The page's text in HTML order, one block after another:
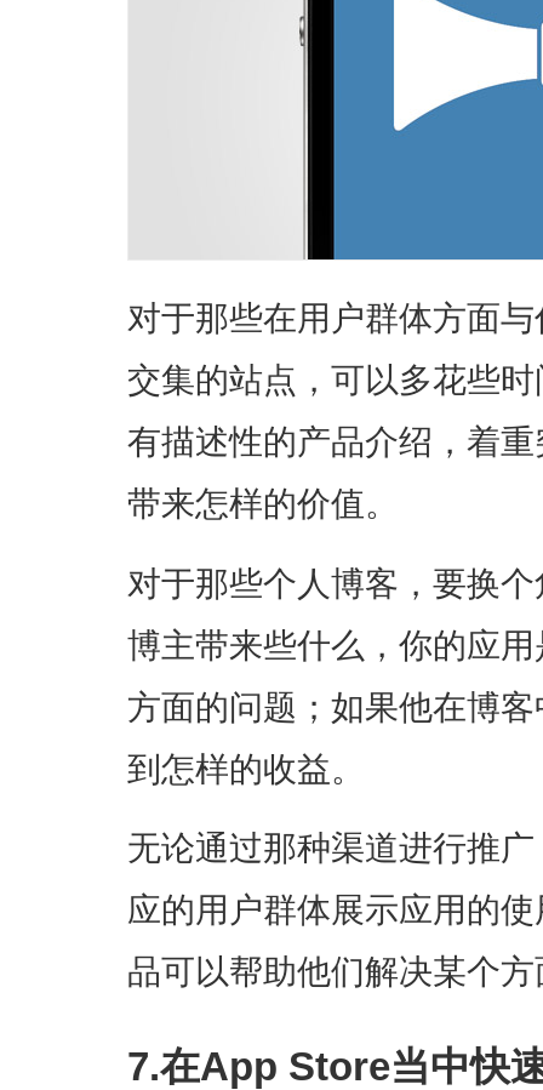
对于那些在用户群体方面
交集的站点，可以多花些
有描述性的产品介绍，着
带来怎样的价值。
对于那些个人博客，要换
博主带来些什么，你的应
方面的问题；如果他在博
到怎样的收益。
无论通过那种渠道进行推
应的用户群体展示应用的
品可以帮助他们解决某个
7.在App Store当中快